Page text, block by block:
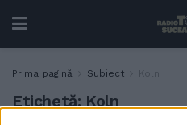
Prima pagină Subiect Koln
Etichetă: Koln